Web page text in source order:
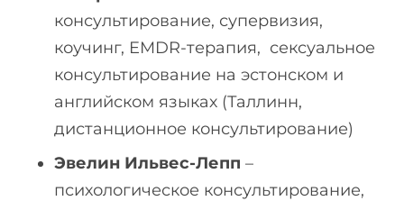
консультирование, супервизия,
коучинг, EMDR-терапия, сексуальное
консультирование на эстонском и
английском языках (Таллинн,
дистанционное консультирование)
Эвелин Ильвес-Лепп –
психологическое консультирование,